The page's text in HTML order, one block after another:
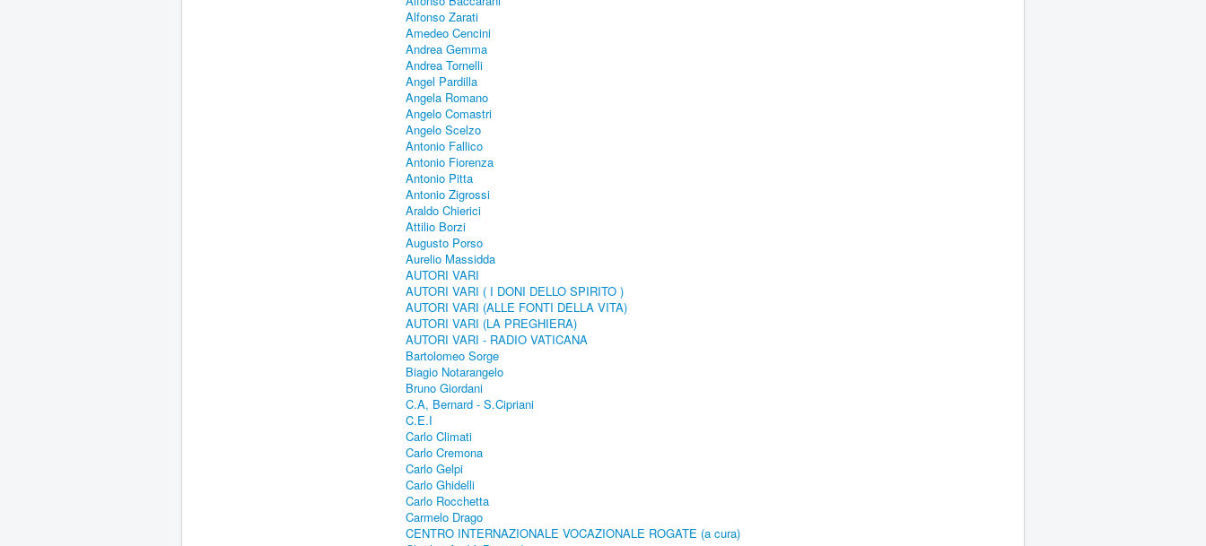
Alfonso Zarati
Amedeo Cencini
Andrea Gemma
Andrea Tornelli
Angel Pardilla
Angela Romano
Angelo Comastri
Angelo Scelzo
Antonio Fallico
Antonio Fiorenza
Antonio Pitta
Antonio Zigrossi
Araldo Chierici
Attilio Borzi
Augusto Porso
Aurelio Massidda
AUTORI VARI
AUTORI VARI ( I DONI DELLO SPIRITO )
AUTORI VARI (ALLE FONTI DELLA VITA)
AUTORI VARI (LA PREGHIERA)
AUTORI VARI - RADIO VATICANA
Bartolomeo Sorge
Biagio Notarangelo
Bruno Giordani
C.A, Bernard - S.Cipriani
C.E.I
Carlo Climati
Carlo Cremona
Carlo Gelpi
Carlo Ghidelli
Carlo Rocchetta
Carmelo Drago
CENTRO INTERNAZIONALE VOCAZIONALE ROGATE (a cura)